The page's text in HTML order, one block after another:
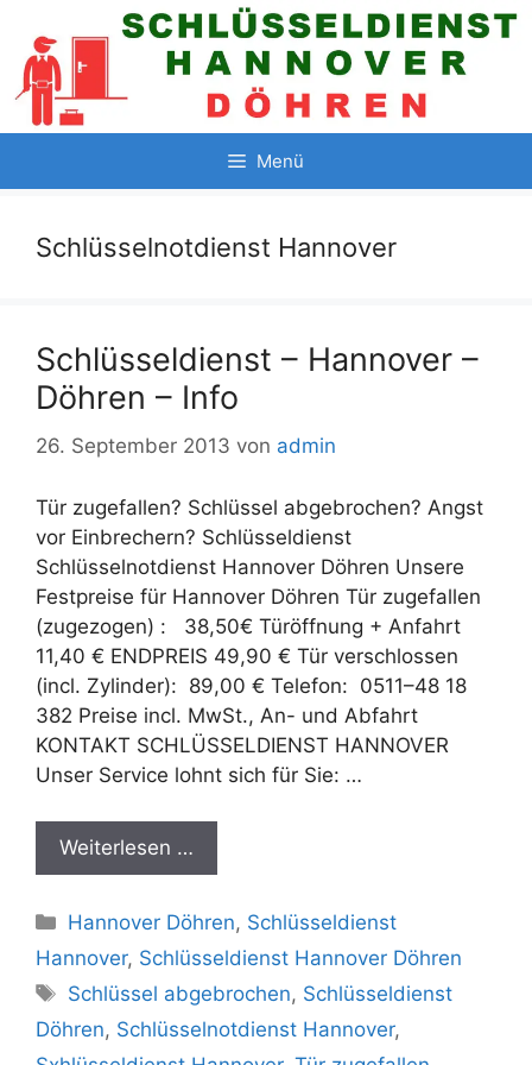
Inhalt
springen
Menü
Schlüsselnotdienst Hannover
Schlüsseldienst – Hannover –
Döhren – Info
26. September 2013 von admin
Tür zugefallen? Schlüssel abgebrochen? Angst
vor Einbrechern? Schlüsseldienst
Schlüsselnotdienst Hannover Döhren Unsere
Festpreise für Hannover Döhren Tür zugefallen
(zugezogen) : 38,50€ Türöffnung + Anfahrt
11,40 € ENDPREIS 49,90 € Tür verschlossen
(incl. Zylinder): 89,00 € Telefon: 0511–48 18
382 Preise incl. MwSt., An- und Abfahrt
KONTAKT SCHLÜSSELDIENST HANNOVER
Unser Service lohnt sich für Sie: …
Weiterlesen …
K
a
e
g
Hannover Döhren, Schlüsseldienst
Hannover, Schlüsseldienst Hannover Döhren
S
c
Schlüssel abgebrochen, Schlüsseldienst
Döhren, Schlüsselnotdienst Hannover,